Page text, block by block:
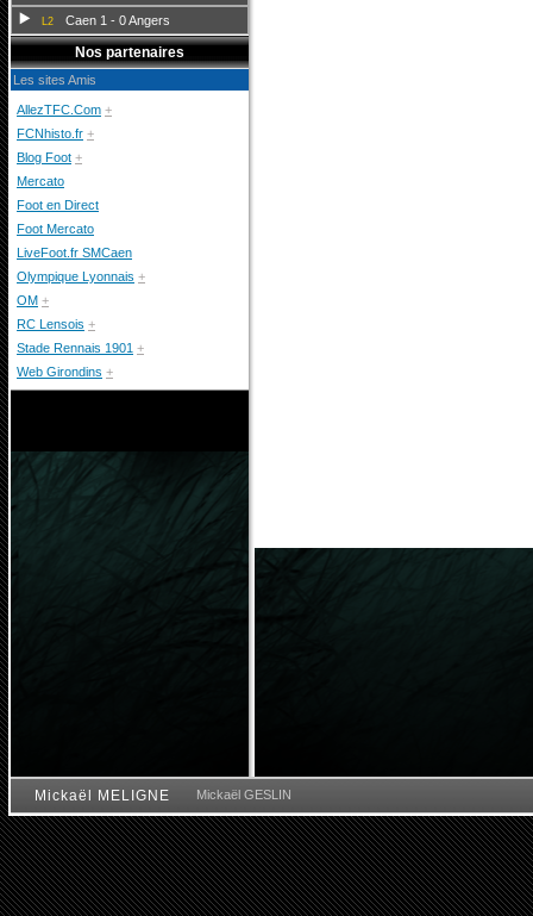
L2 Caen 1 - 0 Angers
Nos partenaires
Les sites Amis
AllezTFC.Com +
FCNhisto.fr +
Blog Foot +
Mercato
Foot en Direct
Foot Mercato
LiveFoot.fr SMCaen
Olympique Lyonnais +
OM +
RC Lensois +
Stade Rennais 1901 +
Web Girondins +
Mickaël MELIGNE Mickaël GESLIN